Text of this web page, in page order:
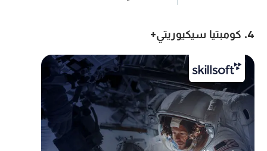
4. كومبتيا سيكيوريتي+